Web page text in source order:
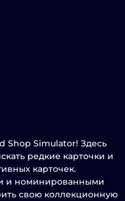
Shop Simulator! Здесь
редкие карточки и
карточек.
и номинированными
свою коллекционную